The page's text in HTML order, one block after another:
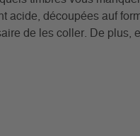
acide, découpées auf
de les coller. De plus,